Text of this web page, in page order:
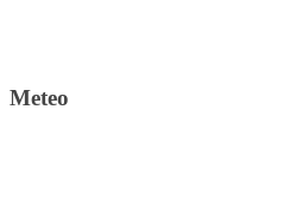
Meteo